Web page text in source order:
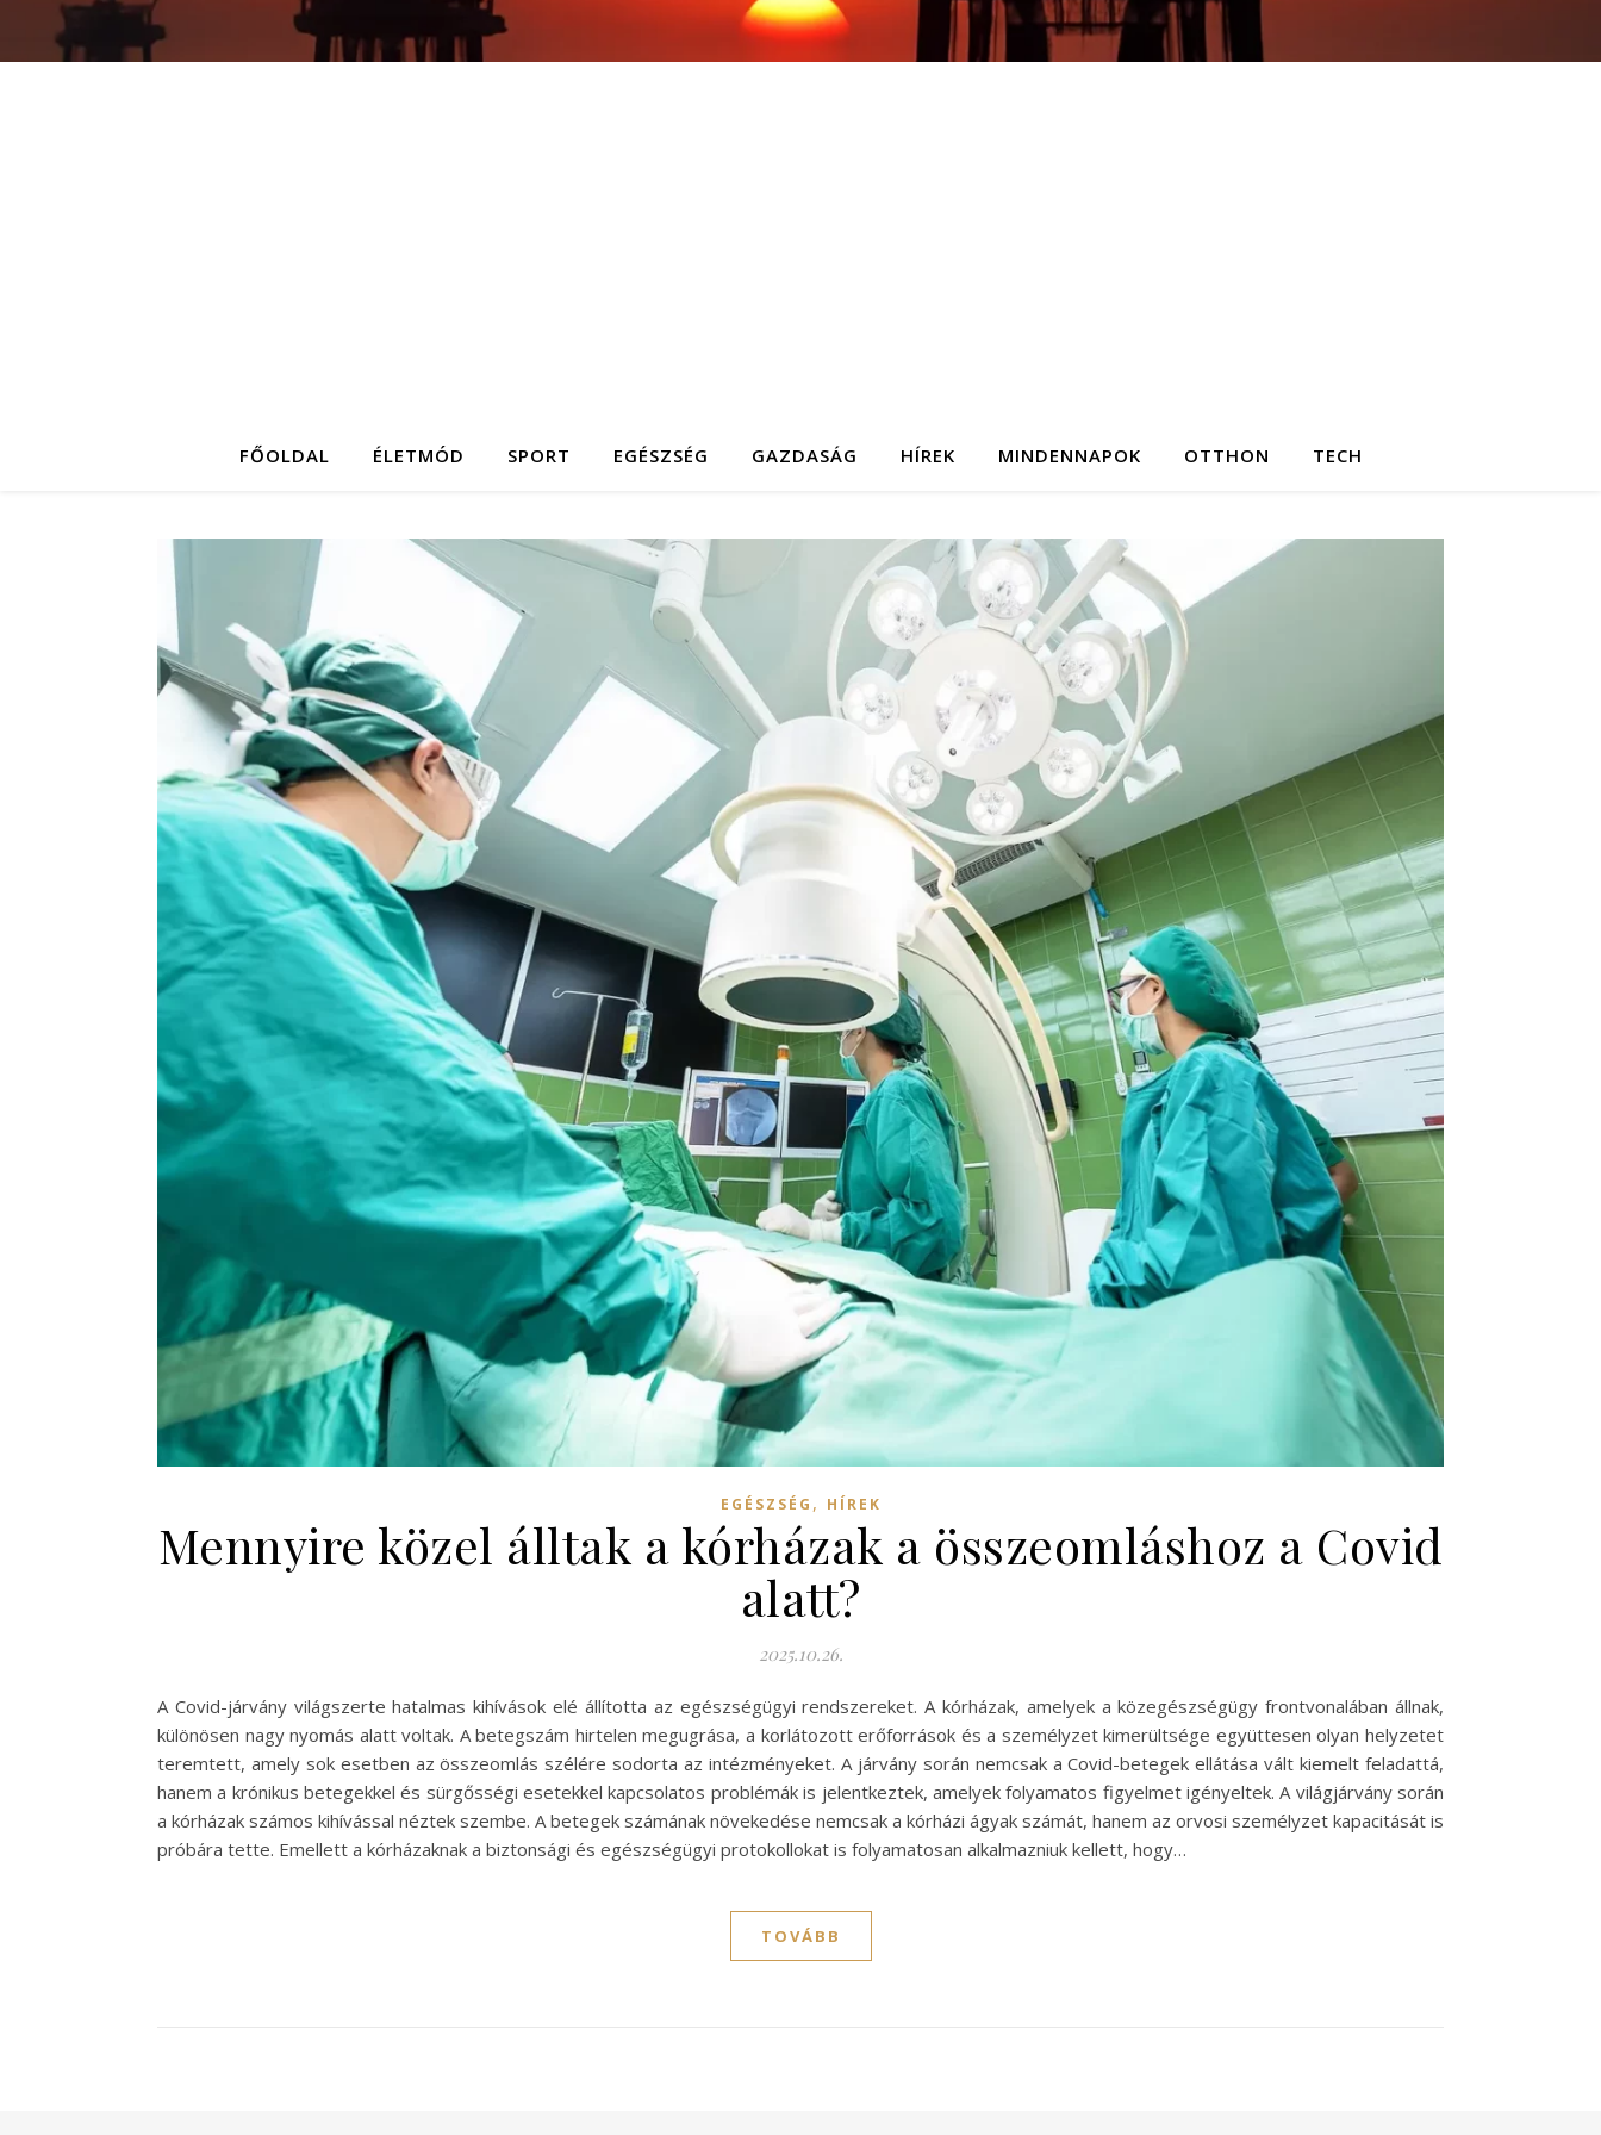
FŐOLDAL ÉLETMÓD SPORT EGÉSZSÉG GAZDASÁG HÍREK MINDENNAPOK OTTHON TECH
EGÉSZSÉG , HÍREK
Mennyire közel álltak a kórházak a összeomláshoz a Covid
alatt?
2025.10.26.
A Covid-járvány világszerte hatalmas kihívások elé állította az egészségügyi rendszereket. A kórházak, amelyek a közegészségügy frontvonalában állnak,
különösen nagy nyomás alatt voltak. A betegszám hirtelen megugrása, a korlátozott erőforrások és a személyzet kimerültsége együttesen olyan helyzetet
teremtett, amely sok esetben az összeomlás szélére sodorta az intézményeket. A járvány során nemcsak a Covid-betegek ellátása vált kiemelt feladattá,
hanem a krónikus betegekkel és sürgősségi esetekkel kapcsolatos problémák is jelentkeztek, amelyek folyamatos figyelmet igényeltek. A világjárvány során
a kórházak számos kihívással néztek szembe. A betegek számának növekedése nemcsak a kórházi ágyak számát, hanem az orvosi személyzet kapacitását is
próbára tette. Emellett a kórházaknak a biztonsági és egészségügyi protokollokat is folyamatosan alkalmazniuk kellett, hogy…
TOVÁBB